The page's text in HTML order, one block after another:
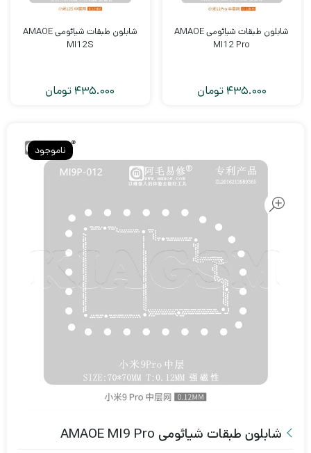
شابلون طبقات شیائومی AMAOE
MI12 Pro
435.000 تومان
شابلون طبقات شیائومی AMAOE
MI12S
435.000 تومان
ناموجود
شابلون طبقات شیائومی AMAOE MI9 Pro